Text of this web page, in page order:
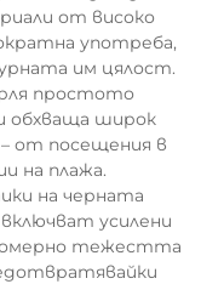
от високо
употреба,
им цялост.
простото
обхваща широк
от посещения в
на плажа.
на черната
усилени
тежестта